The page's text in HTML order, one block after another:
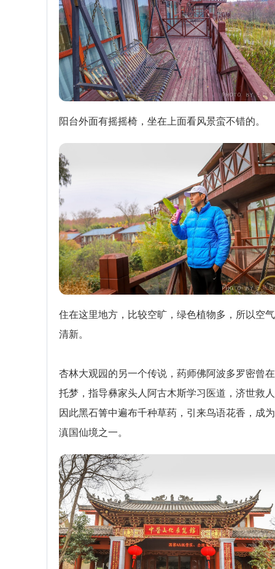
阳台外面有摇摇椅，坐在上面看风景蛮不错的。
住在这里地方，比较空旷，绿色植物多，所以空
清新。
杏林大观园的另一个传说，药师佛阿波多罗密曾
托梦，指导彝家头人阿古木斯学习医道，济世救
因此黑石箐中遍布千种草药，引来鸟语花香，成
滇国仙境之一。